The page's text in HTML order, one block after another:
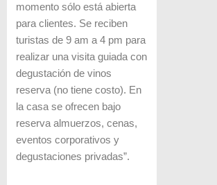
momento sólo está abierta
para clientes. Se reciben
turistas de 9 am a 4 pm para
realizar una visita guiada con
degustación de vinos
reserva (no tiene costo). En
la casa se ofrecen bajo
reserva almuerzos, cenas,
eventos corporativos y
degustaciones privadas”.